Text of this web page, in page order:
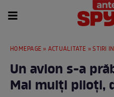
HOMEPAGE » ACTUALITATE »STIRI
Un avion s-a
Mai mulți piloți,